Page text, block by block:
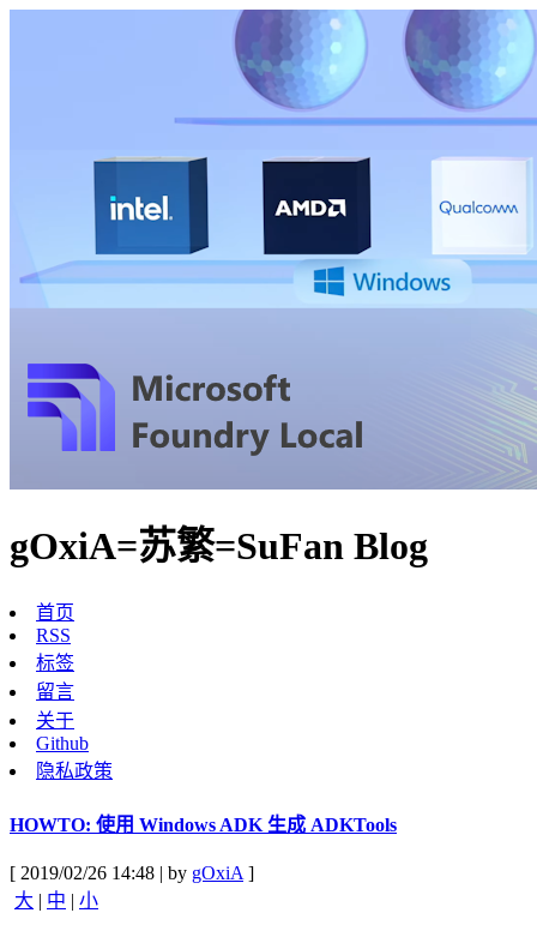
gOxiA=苏繁=SuFan Blog
首页
RSS
标签
留言
关于
Github
隐私政策
HOWTO: 使用 Windows ADK 生成 ADKTools
[ 2019/02/26 14:48 | by gOxiA]
大 | 中 | 小